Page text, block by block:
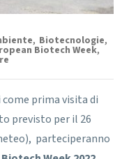
, Biotecnologie,
Biotech Week,
come prima visita di
previsto per il 26
parteciperanno